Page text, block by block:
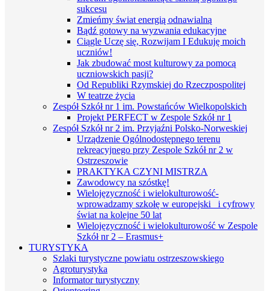
sukcesu
Zmieńmy świat energią odnawialną
Bądź gotowy na wyzwania edukacyjne
Ciągle Uczę się, Rozwijam I Edukuję moich
uczniów!
Jak zbudować most kulturowy za pomocą
uczniowskich pasji?
Od Republiki Rzymskiej do Rzeczpospolitej
W teatrze życia
Zespół Szkół nr 1 im. Powstańców Wielkopolskich
Projekt PERFECT w Zespole Szkół nr 1
Zespół Szkół nr 2 im. Przyjaźni Polsko-Norweskiej
Urządzenie Ogólnodostępnego terenu
rekreacyjnego przy Zespole Szkół nr 2 w
Ostrzeszowie
PRAKTYKA CZYNI MISTRZA
Zawodowcy na szóstkę!
Wielojęzyczność i wielokulturowość-
wprowadzamy szkołę w europejski i cyfrowy
świat na kolejne 50 lat
Wielojęzyczność i wielokulturowość w Zespole
Szkół nr 2 – Erasmus+
TURYSTYKA
Szlaki turystyczne powiatu ostrzeszowskiego
Agroturystyka
Informator turystyczny